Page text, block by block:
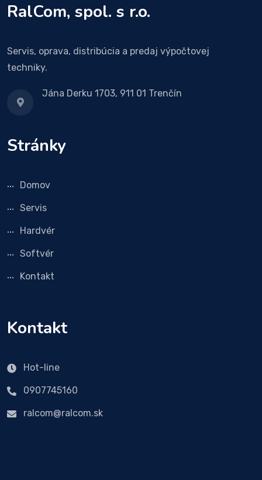
RalCom, spol. s r.o.
Servis, oprava, distribúcia a predaj výpočtovej
techniky.
Jána Derku 1703, 911 01 Trenčín
Stránky
Domov
Servis
Hardvér
Softvér
Kontakt
Kontakt
Hot-line
0907745160
ralcom@ralcom.sk